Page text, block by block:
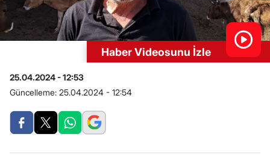
Haber Videosunu İzle
25.04.2024 - 12:53
Güncelleme: 25.04.2024 - 12:54